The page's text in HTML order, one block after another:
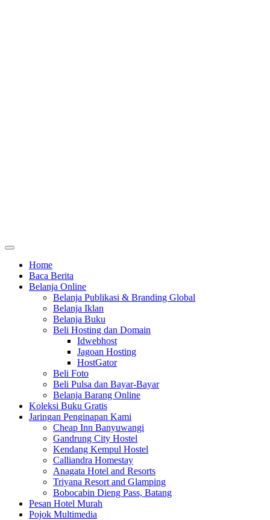
Home
Baca Berita
Belanja Online
Belanja Publikasi & Branding Global
Belanja Iklan
Belanja Buku
Beli Hosting dan Domain
Idwebhost
Jagoan Hosting
HostGator
Beli Foto
Beli Pulsa dan Bayar-Bayar
Belanja Barang Online
Koleksi Buku Gratis
Jaringan Penginapan Kami
Cheap Inn Banyuwangi
Gandrung City Hostel
Kendang Kempul Hostel
Calliandra Homestay
Anagata Hotel and Resorts
Triyana Resort and Glamping
Bobocabin Dieng Pass, Batang
Pesan Hotel Murah
Pojok Multimedia